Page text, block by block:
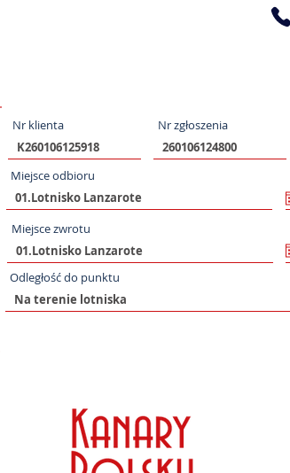
Nr klienta Nr zgłoszenia
Miejsce odbioru
Miejsce zwrotu
Odległość do punktu